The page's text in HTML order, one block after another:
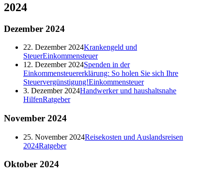
2024
Dezember 2024
22. Dezember 2024Krankengeld und
SteuerEinkommensteuer
12. Dezember 2024Spenden in der
Einkommensteuererklärung: So holen Sie sich Ihre
Steuervergünstigung!Einkommensteuer
3. Dezember 2024Handwerker und haushaltsnahe
HilfenRatgeber
November 2024
25. November 2024Reisekosten und Auslandsreisen
2024Ratgeber
Oktober 2024